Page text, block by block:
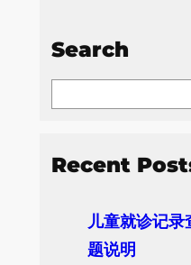
Search
r
Recent
儿童就诊记录
题说明